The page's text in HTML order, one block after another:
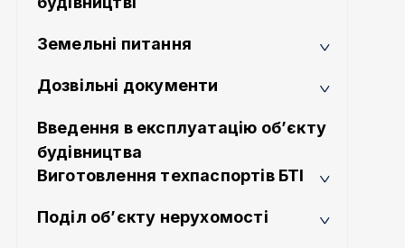
Земельні питання
Дозвільні документи
Введення в експлуатацію об’єкту
будівництва
Виготовлення техпаспортів БТІ
Поділ об’єкту нерухомості